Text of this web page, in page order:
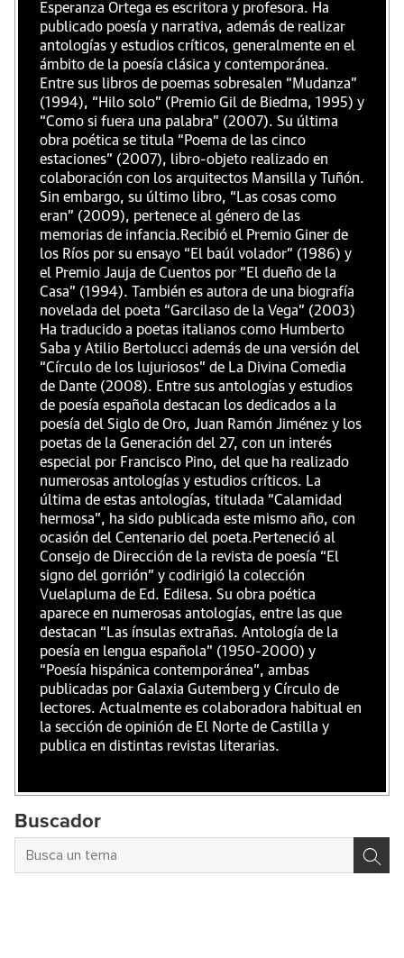
Esperanza Ortega es escritora y profesora. Ha
publicado poesía y narrativa, además de realizar
antologías y estudios críticos, generalmente en el
ámbito de la poesía clásica y contemporánea.
Entre sus libros de poemas sobresalen “Mudanza”
(1994), “Hilo solo” (Premio Gil de Biedma, 1995) y
“Como si fuera una palabra” (2007). Su última
obra poética se titula “Poema de las cinco
estaciones” (2007), libro-objeto realizado en
colaboración con los arquitectos Mansilla y Tuñón.
Sin embargo, su último libro, “Las cosas como
eran” (2009), pertenece al género de las
memorias de infancia.Recibió el Premio Giner de
los Ríos por su ensayo “El baúl volador” (1986) y
el Premio Jauja de Cuentos por “El dueño de la
Casa” (1994). También es autora de una biografía
novelada del poeta “Garcilaso de la Vega” (2003)
Ha traducido a poetas italianos como Humberto
Saba y Atilio Bertolucci además de una versión del
“Círculo de los lujuriosos” de La Divina Comedia
de Dante (2008). Entre sus antologías y estudios
de poesía española destacan los dedicados a la
poesía del Siglo de Oro, Juan Ramón Jiménez y los
poetas de la Generación del 27, con un interés
especial por Francisco Pino, del que ha realizado
numerosas antologías y estudios críticos. La
última de estas antologías, titulada “Calamidad
hermosa”, ha sido publicada este mismo año, con
ocasión del Centenario del poeta.Perteneció al
Consejo de Dirección de la revista de poesía “El
signo del gorrión” y codirigió la colección
Vuelapluma de Ed. Edilesa. Su obra poética
aparece en numerosas antologías, entre las que
destacan “Las ínsulas extrañas. Antología de la
poesía en lengua española” (1950-2000) y
“Poesía hispánica contemporánea”, ambas
publicadas por Galaxia Gutemberg y Círculo de
lectores. Actualmente es colaboradora habitual en
la sección de opinión de El Norte de Castilla y
publica en distintas revistas literarias.
Buscador